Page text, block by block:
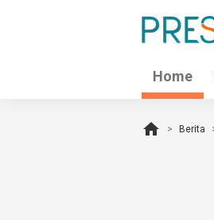
Home
home Berita